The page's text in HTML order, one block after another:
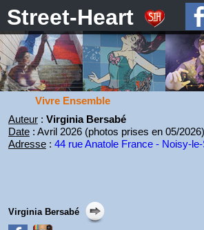
Street-Heart
Vivre Ensemble
Auteur: Virginia Bersabé
Date: Avril 2026 (photos prises en 05/2026)
Adresse: 44 rue Anatole France - Noisy-
Virginia Bersabé